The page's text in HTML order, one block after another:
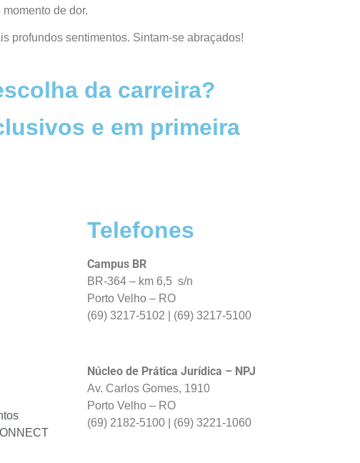
de dor.
profundos sentimentos. Sintam-se abraçados!
da carreira?
e em primeira
Telefones
Campus BR
BR-364 – km 6,5 s/n
Porto Velho – RO
(69) 3217-5102 | (69) 3217-5100
Núcleo de Prática Jurídica – NPJ
Av. Carlos Gomes, 1910
Porto Velho – RO
(69) 2182-5100 | (69) 3221-1060